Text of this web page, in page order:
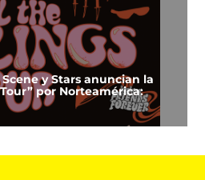
y Stars anuncian la
por Norteamérica: